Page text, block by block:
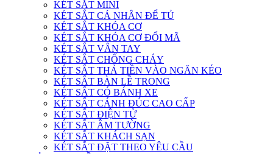
KÉT SẮT MINI
KÉT SẮT CÁ NHÂN ĐỂ TỦ
KÉT SẮT KHÓA CƠ
KÉT SẮT KHÓA CƠ ĐỔI MÃ
KÉT SẮT VÂN TAY
KÉT SẮT CHỐNG CHÁY
KÉT SẮT THẢ TIỀN VÀO NGĂN KÉO
KÉT SẮT BÀN LỀ TRONG
KÉT SẮT CÓ BÁNH XE
KÉT SẮT CÁNH ĐÚC CAO CẤP
KÉT SẮT ĐIỆN TỬ
KÉT SẮT ÂM TƯỜNG
KÉT SẮT KHÁCH SẠN
KÉT SẮT ĐẶT THEO YÊU CẦU